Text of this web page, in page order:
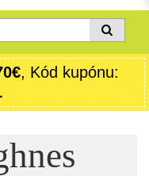
, Kód kupónu: